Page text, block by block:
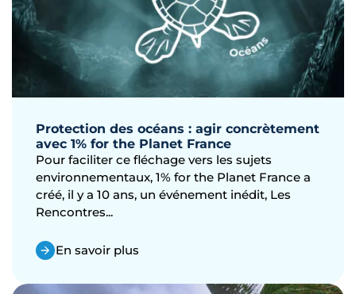
Protection des océans : agir concrètement
avec 1% for the Planet France
Pour faciliter ce fléchage vers les sujets
environnementaux, 1% for the Planet France a
créé, il y a 10 ans, un événement inédit, Les
Rencontres...
En savoir plus